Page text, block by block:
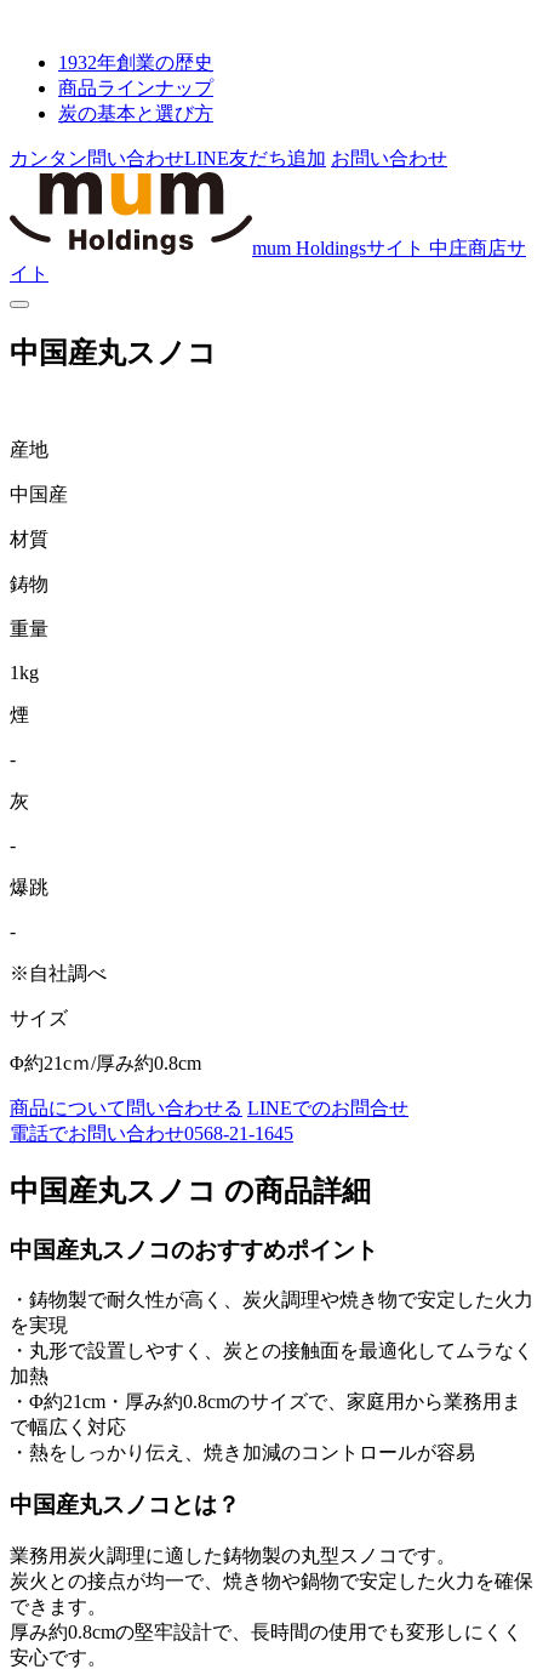
1932年創業の歴史
商品ラインナップ
炭の基本と選び方
カンタン問い合わせLINE友だち追加 お問い合わせ
mum Holdingsサイト 中庄商店サ
イト
中国産丸スノコ
産地
中国産
材質
鋳物
重量
1kg
煙
-
灰
-
爆跳
-
※自社調べ
サイズ
Φ約21cｍ/厚み約0.8cm
商品について問い合わせる LINEでのお問合せ
電話でお問い合わせ0568-21-1645
中国産丸スノコ の商品詳細
中国産丸スノコのおすすめポイント
・鋳物製で耐久性が高く、炭火調理や焼き物で安定した火力
を実現
・丸形で設置しやすく、炭との接触面を最適化してムラなく
加熱
・Φ約21cm・厚み約0.8cmのサイズで、家庭用から業務用ま
で幅広く対応
・熱をしっかり伝え、焼き加減のコントロールが容易
中国産丸スノコとは？
業務用炭火調理に適した鋳物製の丸型スノコです。
炭火との接点が均一で、焼き物や鍋物で安定した火力を確保
できます。
厚み約0.8cmの堅牢設計で、長時間の使用でも変形しにくく
安心です。